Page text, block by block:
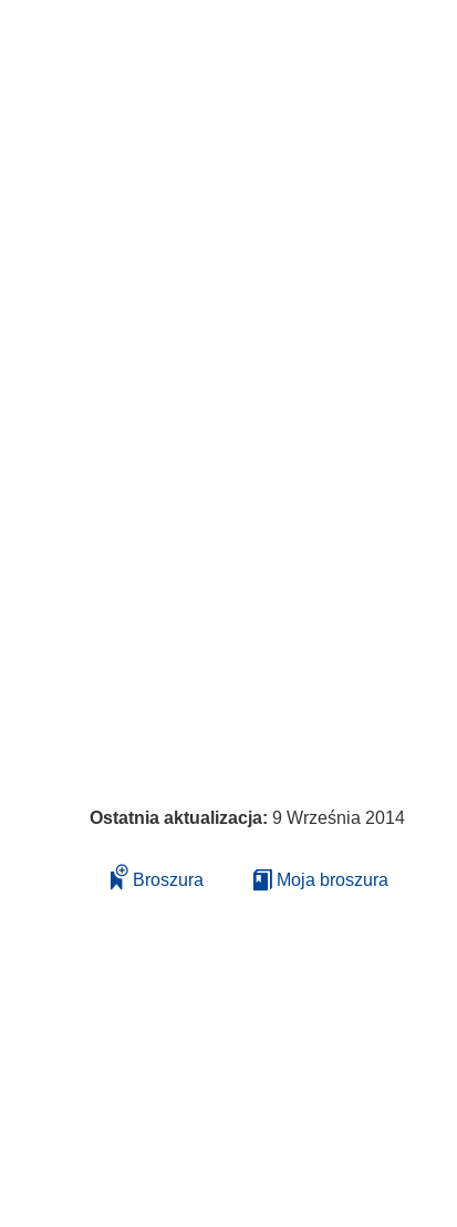
Ostatnia aktualizacja: 9 Września 2014
Broszura Moja broszura